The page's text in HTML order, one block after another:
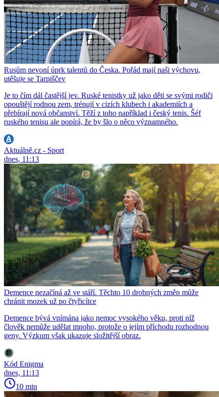
Rusům nevoní úprk talentů do Česka. Pořád mají naši výchovu,
utěšuje se Tarpiščev
Je to čím dál častější jev. Ruské tenistky už jako děti se svými rodiči
opouštějí rodnou zem, trénují v cizích klubech i akademiích a
přebírají nová občanství. Těží z toho například i český tenis. Šéf
ruského tenisu ale popírá, že by šlo o něco významného.
Aktuálně.cz - Sport
dnes, 11:13
Demence nezačíná až ve stáří. Těchto 10 drobných změn může
chránit mozek už po čtyřicítce
Demence bývá vnímána jako nemoc vysokého věku, proti níž
člověk nemůže udělat mnoho, protože o jejím příchodu rozhodnou
geny. Výzkum však ukazuje složitější obraz.
Kód Enigma
dnes, 11:13
10 min